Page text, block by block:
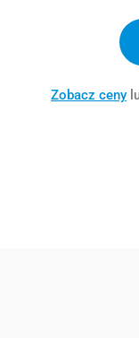
Zobacz ceny